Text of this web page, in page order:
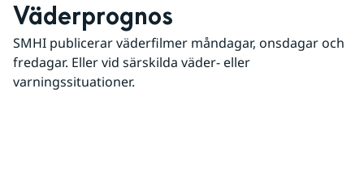
Väderprognos
SMHI publicerar väderfilmer måndagar, onsdagar och
fredagar. Eller vid särskilda väder- eller
varningssituationer.